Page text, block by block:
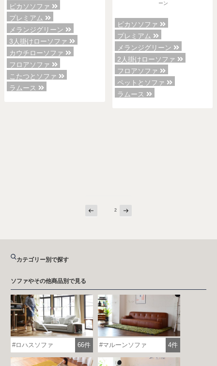
ピカソソファ
プレミアム
メランジグリーン
3人掛けローソファ
カウチローソファ
フロアソファ
こたつとソファ
ラムース
ーン
ピカソソファ
プレミアム
メランジグリーン
2人掛けローソファ
フロアソファ
ペットとソファ
ラムース
投
送
り
前
の
ページ2
次
の
カテゴリー別で探す
ソファやその他商品別で見る
ロハスソファ 66件 マルーンソファ 4件